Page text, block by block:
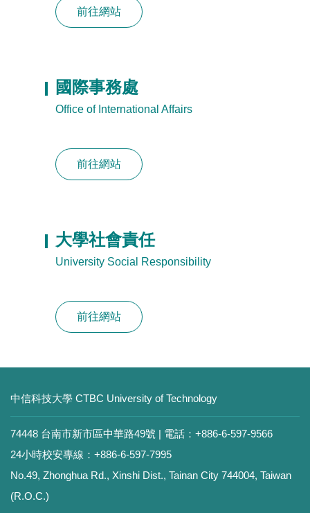
前往網站
國際事務處
Office of International Affairs
前往網站
大學社會責任
University Social Responsibility
前往網站
中信科技大學 CTBC University of Technology
74448 台南市新市區中華路49號 | 電話：+886-6-597-9566
24小時校安專線：+886-6-597-7995
No.49, Zhonghua Rd., Xinshi Dist., Tainan City 744004, Taiwan
(R.O.C.)